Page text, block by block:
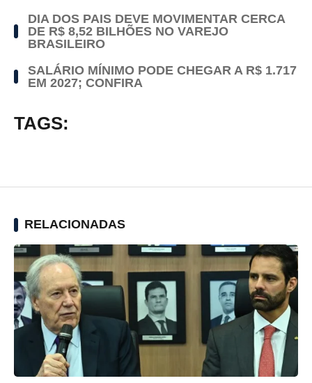
DIA DOS PAIS DEVE MOVIMENTAR CERCA
DE R$ 8,52 BILHÕES NO VAREJO
BRASILEIRO
SALÁRIO MÍNIMO PODE CHEGAR A R$ 1.717
EM 2027; CONFIRA
TAGS:
RELACIONADAS